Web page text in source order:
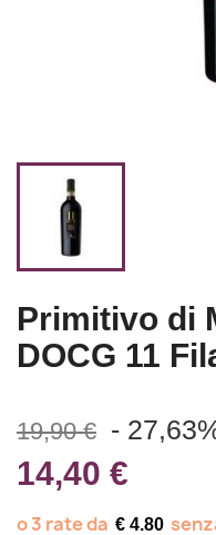
Primitivo di
DOCG 11
19,90 € -
14,40 €
€ 4.80